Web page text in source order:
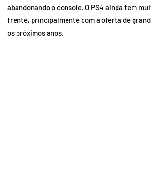
abandonando o console. O PS4 ainda tem
frente, principalmente com a oferta de
os próximos anos.